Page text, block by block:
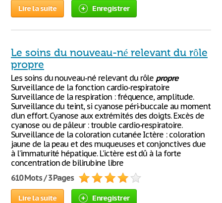
Lire la suite Enregistrer
Le soins du nouveau-né relevant du rôle
propre
Les soins du nouveau-né relevant du rôle propre
Surveillance de la fonction cardio-respiratoire
Surveillance de la respiration : fréquence, amplitude.
Surveillance du teint, si cyanose péri-buccale au moment
d’un effort. Cyanose aux extrémités des doigts. Excès de
cyanose ou de pâleur : trouble cardio-respiratoire.
Surveillance de la coloration cutanée Ictère : coloration
jaune de la peau et des muqueuses et conjonctives due
à l’immaturité hépatique. L’ictère est dû à la forte
concentration de bilirubine libre
610 Mots / 3 Pages
Lire la suite Enregistrer